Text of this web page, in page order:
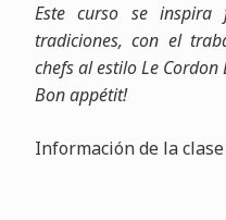
Este curso se inspira
tradiciones, con el
chefs al estilo Le Cordon
Bon appétit!
Información de la